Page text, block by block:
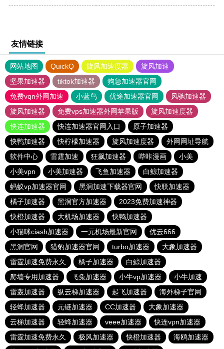
友情链接
网站地图 QuickQ 旋风加速度器
旋风加速
坚果加速器
tiktok加速器
狗急加速器官网
免费vqn外网加速
小蓝鸟 优途加速器官网
风驰加速器
旋风加速器
免费vps加速器外网苹果版
旋风加速度器
快连加速器
快连加速器官网入口
原子加速器
快鸭加速器
快柠檬加速器 旋风加速度器
外网网址导航
软件中心
雷霆加速 狂飙加速器 哔咔漫画
小美
小美vpn
小美加速器 飞鱼加速器
白鲸加速器
蚂蚁vp加速器官网
黑洞加速下载器官网
快联加速器
橘子加速器
黑洞官方加速器
2023免费加速神器
快橙加速器
大机场加速器
快鸭加速器
小猫咪ciash加速器
一元机场最新官网
优云666
黑洞官网
猎豹加速器官网 turbo加速器
大象加速器
雷霆加速免费永久
橘子加速器
白鲸加速器
爬墙专用加速器
飞兔加速器 小牛vp加速器
小牛加速
雷轰加速器
纵云梯加速器 起飞加速器
海外梯子官网
轻蜂加速器
元链加速器 CC加速器
大象加速器
云梯加速器
轻蜂加速器 veee加速器
快连vρn加速器
雷霆加速免费永久
极风加速器 快橙加速器
海鸥加速器